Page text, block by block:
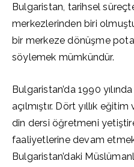
Bulgaristan, tarihsel
merkezlerinden biri
bir merkeze dönüşme
söylemek mümkündür.
Bulgaristan’da 1990
açılmıştır. Dört yıllık
din dersi öğretmeni
faaliyetlerine devam
Bulgaristan’daki